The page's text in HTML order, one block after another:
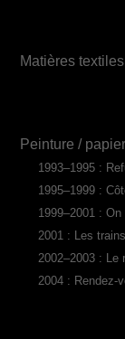
Matières
Peinture /
1993–1995 :
1995–1999 :
1999–2001 :
2001 : Les trains
2002–2003 : Le
2004 : Rendez-